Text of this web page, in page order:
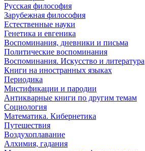
Русская философия
Зарубежная философия
Естественные науки
Генетика и евгеника
Воспоминания, дневники и письма
Политические воспоминания
Воспоминания. Искусство и литература
Книги на иностранных языках
Периодика
Мистификации и пародии
Антикварные книги по другим темам
Социология
Математика. Кибернетика
Путешествия
Воздухоплавание
Алхимия, гадания